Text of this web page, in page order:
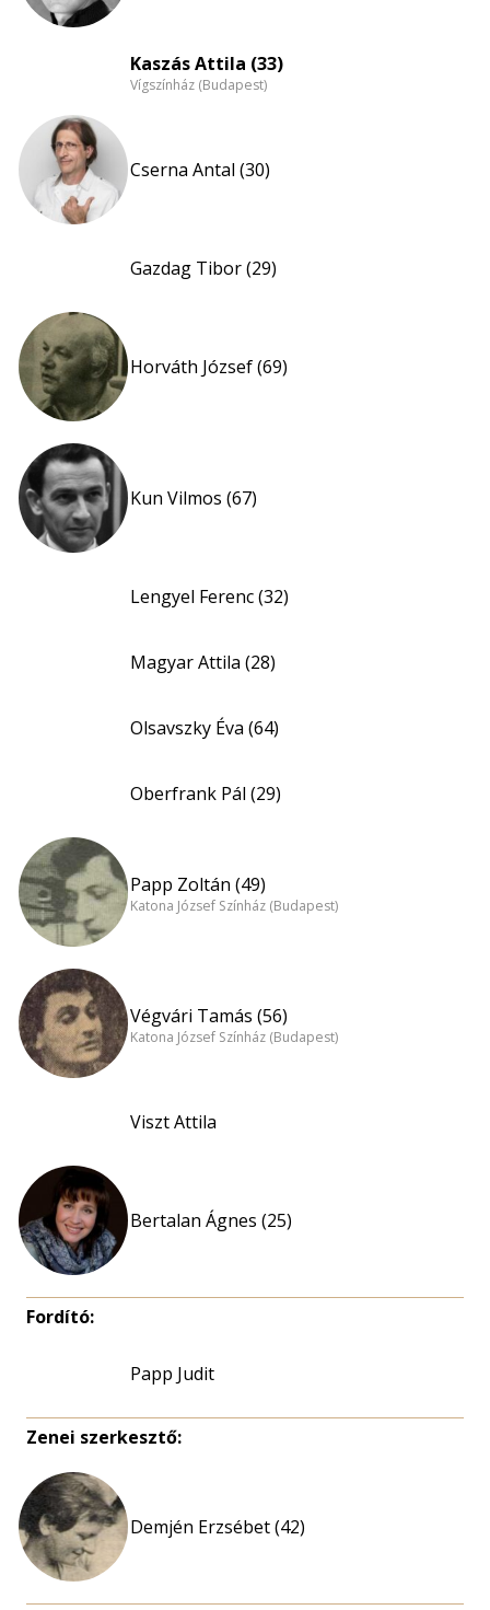
Kaszás Attila (33)
Vígszínház (Budapest)
Cserna Antal (30)
Gazdag Tibor (29)
Horváth József (69)
Kun Vilmos (67)
Lengyel Ferenc (32)
Magyar Attila (28)
Olsavszky Éva (64)
Oberfrank Pál (29)
Papp Zoltán (49)
Katona József Színház (Budapest)
Végvári Tamás (56)
Katona József Színház (Budapest)
Viszt Attila
Bertalan Ágnes (25)
Fordító:
Papp Judit
Zenei szerkesztő:
Demjén Erzsébet (42)